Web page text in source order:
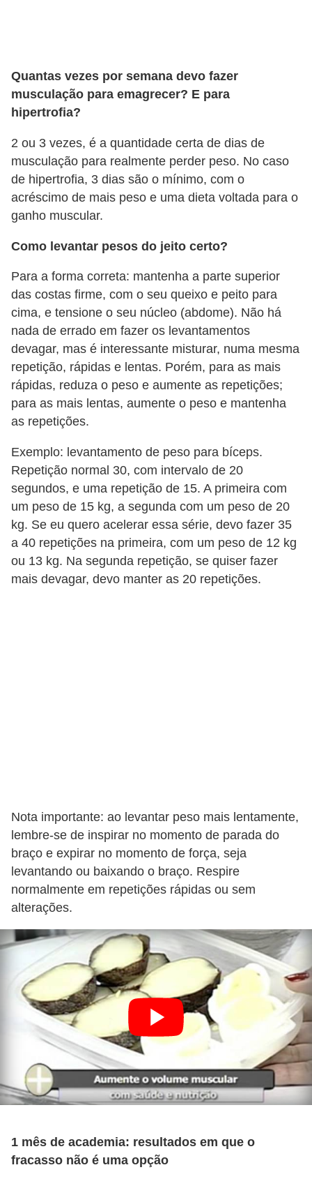
Quantas vezes por semana devo fazer
musculação para emagrecer? E para
hipertrofia?
2 ou 3 vezes, é a quantidade certa de dias de
musculação para realmente perder peso. No caso
de hipertrofia, 3 dias são o mínimo, com o
acréscimo de mais peso e uma dieta voltada para o
ganho muscular.
Como levantar pesos do jeito certo?
Para a forma correta: mantenha a parte superior
das costas firme, com o seu queixo e peito para
cima, e tensione o seu núcleo (abdome). Não há
nada de errado em fazer os levantamentos
devagar, mas é interessante misturar, numa mesma
repetição, rápidas e lentas. Porém, para as mais
rápidas, reduza o peso e aumente as repetições;
para as mais lentas, aumente o peso e mantenha
as repetições.
Exemplo: levantamento de peso para bíceps.
Repetição normal 30, com intervalo de 20
segundos, e uma repetição de 15. A primeira com
um peso de 15 kg, a segunda com um peso de 20
kg. Se eu quero acelerar essa série, devo fazer 35
a 40 repetições na primeira, com um peso de 12 kg
ou 13 kg. Na segunda repetição, se quiser fazer
mais devagar, devo manter as 20 repetições.
Nota importante: ao levantar peso mais lentamente,
lembre-se de inspirar no momento de parada do
braço e expirar no momento de força, seja
levantando ou baixando o braço. Respire
normalmente em repetições rápidas ou sem
alterações.
1 mês de academia: resultados em que o
fracasso não é uma opção
e
s
m
a
s
c
u
l
i
o
s
P
é
s
e
m
o
s
R
o
u
p
o
s
S
a
ú
d